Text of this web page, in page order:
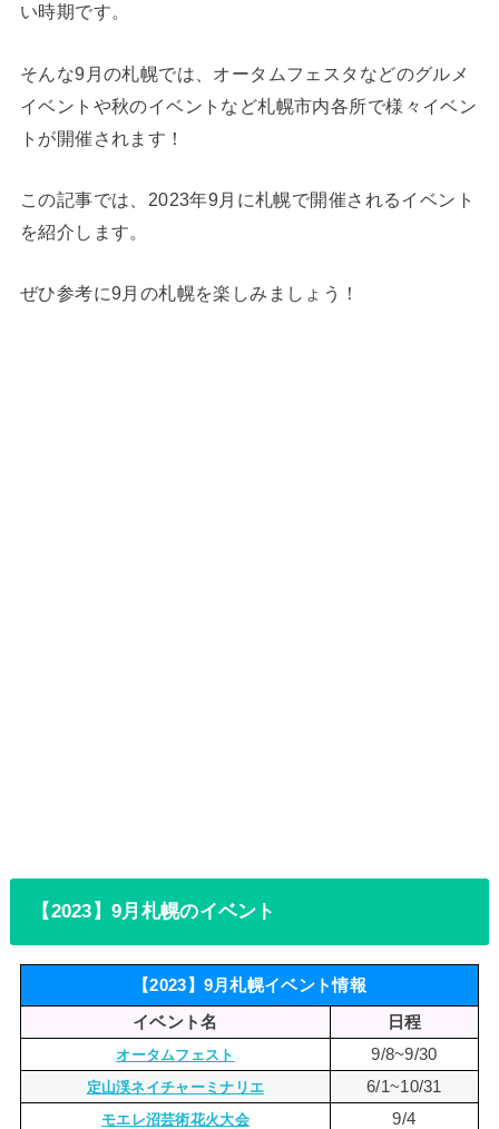
い時期です。
そんな9月の札幌では、オータムフェスタなどのグルメ
イベントや秋のイベントなど札幌市内各所で様々イベン
トが開催されます！
この記事では、2023年9月に札幌で開催されるイベント
を紹介します。
ぜひ参考に9月の札幌を楽しみましょう！
【2023】9月札幌のイベント
【2023】9月札幌イベント情報
イベント名 日程
オータムフェスト 9/8~9/30
定山渓ネイチャーミナリエ 6/1~10/31
モエレ沼芸術花火大会 9/4